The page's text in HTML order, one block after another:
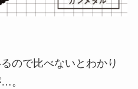
ので比べないとわかり
。